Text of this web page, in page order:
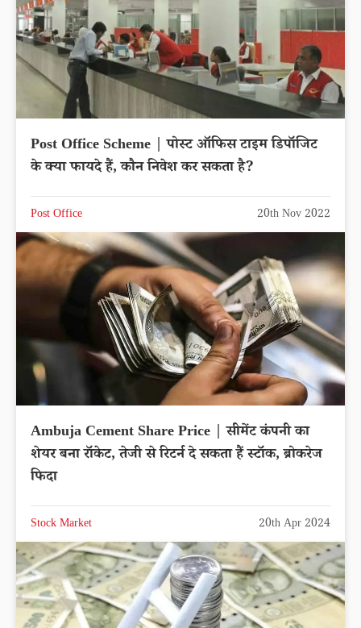
Post Office Scheme | पोस्ट ऑफिस टाइम डिपॉजिट
के क्या फायदे हैं, कौन निवेश कर सकता है?
Post Office 20th Nov 2022
Ambuja Cement Share Price | सीमेंट कंपनी का
शेयर बना रॉकेट, तेजी से रिटर्न दे सकता हैं स्टॉक, ब्रोकरेज
फिदा
Stock Market 20th Apr 2024